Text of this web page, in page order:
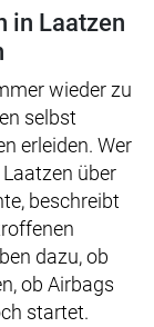
in Laatzen
wieder zu
selbst
erleiden. Wer
über
beschreibt
dazu, ob
ob Airbags
startet.